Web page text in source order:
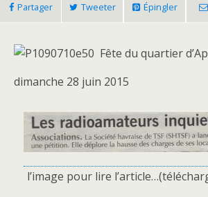
Partager Tweeter Épingler
Fête du quartier
dimanche 28 juin 2015
l’image pour lire